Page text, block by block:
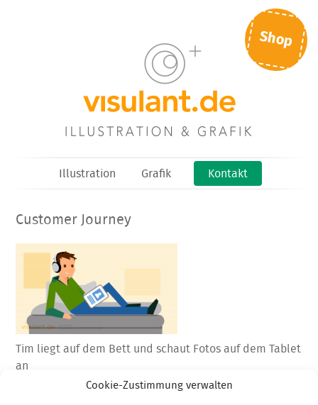
Cookie-Zustimmung verwalten
Illustration Grafik Kontakt
Shop
Customer Journey
Tim liegt auf dem Bett und schaut Fotos auf dem Tablet
an